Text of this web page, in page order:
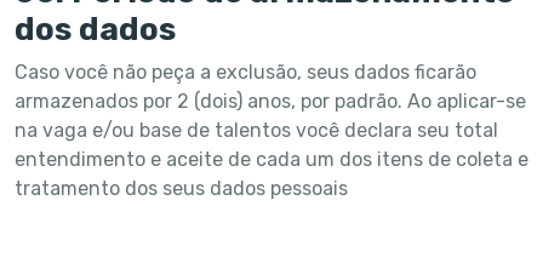
dos dados
Caso você não peça a exclusão, seus dados ficarão
armazenados por 2 (dois) anos, por padrão. Ao aplicar-se
na vaga e/ou base de talentos você declara seu total
entendimento e aceite de cada um dos itens de coleta e
tratamento dos seus dados pessoais